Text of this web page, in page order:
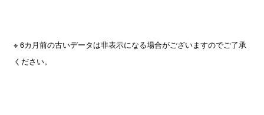
※ 6カ月前の古いデータは非表示になる場合がございますのでご了承
ください。